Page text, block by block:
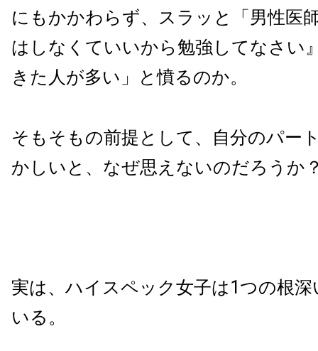
にもかかわらず、スラッと「男性医
はしなくていいから勉強してなさい
きた人が多い」と憤るのか。
そもそもの前提として、自分のパー
かしいと、なぜ思えないのだろうか
実は、ハイスペック女子は1つの根
いる。